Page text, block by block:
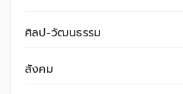
ศิลป-วัฒนธรรม
สังคม